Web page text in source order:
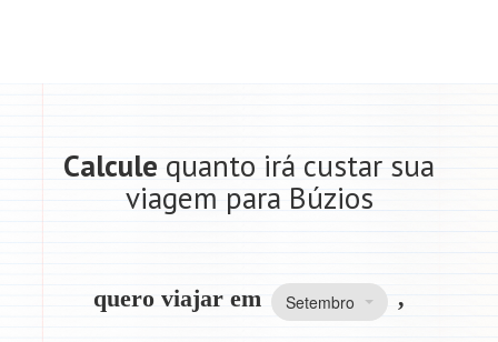
Calcule quanto irá custar sua
viagem para Búzios
quero viajar em Setembro ,